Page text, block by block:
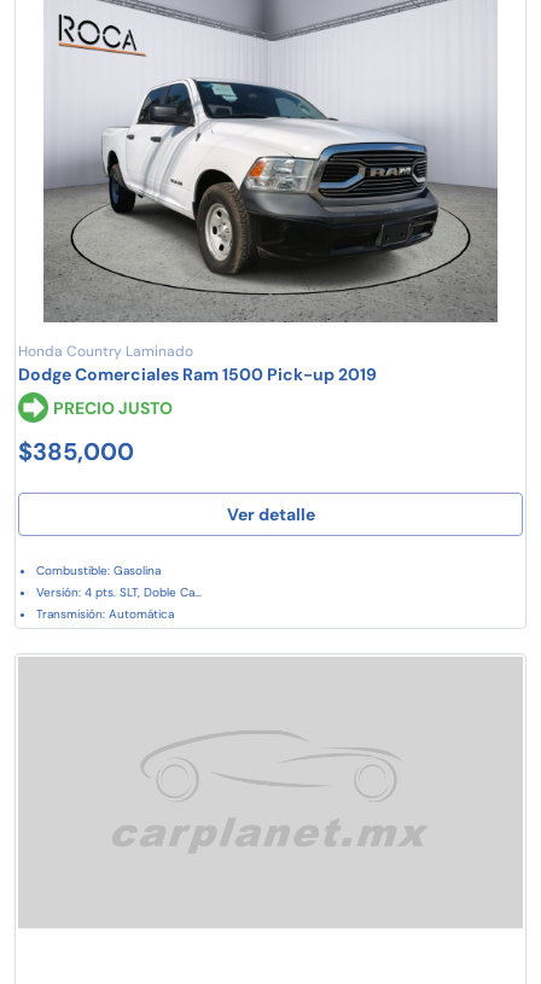
Honda Country Laminado
Dodge Comerciales Ram 1500 Pick-up 2019
PRECIO JUSTO
$385,000
Ver detalle
Combustible: Gasolina
Versión: 4 pts. SLT, Doble Ca...
Transmisión: Automática